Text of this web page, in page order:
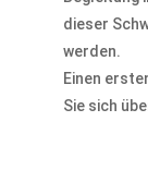
dieser
werden.
Einen
Sie sich